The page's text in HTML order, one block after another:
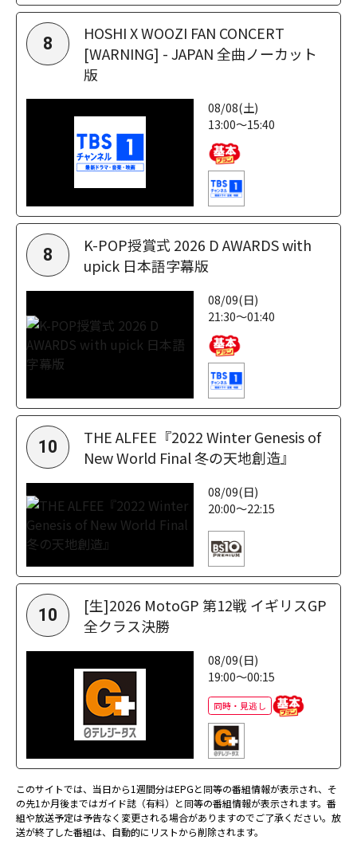
8
HOSHI X WOOZI FAN CONCERT
[WARNING] - JAPAN 全曲ノーカット
版
08/08(土)
13:00～15:40
8
K-POP授賞式 2026 D AWARDS with
upick 日本語字幕版
08/09(日)
21:30～01:40
10
THE ALFEE『2022 Winter Genesis of
New World Final 冬の天地創造』
08/09(日)
20:00～22:15
10
[生]2026 MotoGP 第12戦 イギリスGP
全クラス決勝
08/09(日)
19:00～00:15
同時・見逃し
このサイトでは、当日から1週間分はEPGと同等の番組情報が表示され、そ
の先1か月後まではガイド誌（有料）と同等の番組情報が表示されます。番
組や放送予定は予告なく変更される場合がありますのでご了承ください。放
送が終了した番組は、自動的にリストから削除されます。